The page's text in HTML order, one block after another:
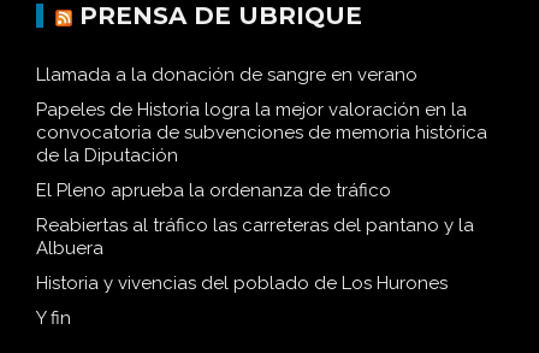
PRENSA DE UBRIQUE
Llamada a la donación de sangre en verano
Papeles de Historia logra la mejor valoración en la
convocatoria de subvenciones de memoria histórica
de la Diputación
El Pleno aprueba la ordenanza de tráfico
Reabiertas al tráfico las carreteras del pantano y la
Albuera
Historia y vivencias del poblado de Los Hurones
Y fin